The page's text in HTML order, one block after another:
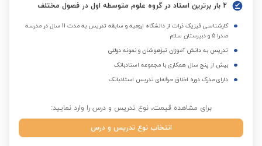
2 بار برترین استاد در گروه علوم متوسطه اول در فصول مختلف
کارشناسی فیزیک ذرات از دانشگاه ارومیه و سابقه تدریس به مدت 11 سال در مدرسه
صدرا 5 و دبیرستان سلام
تدریس به دانش آموزان تیزهوشان و نمونه دولتی
بیش از پنج سال همکاری با مجموعه استادبانک
دارای مدرک دوره اخلاق حرفه‌ای تدریس استادبانک
برای مشاهده قیمت، نوع تدریس و درس را وارد نمایید:
انتخاب نوع تدریس و درس